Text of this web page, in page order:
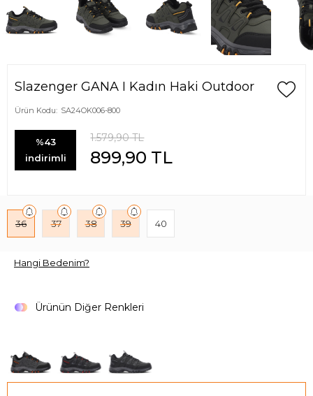
Slazenger GANA I Kadın Haki Outdoor
Ürün Kodu: SA24OK006-800
%43
indirimli
1.579,90TL
899,90 TL
36 37 38 39 40
Hangi Bedenim?
Ürünün Diğer Renkleri